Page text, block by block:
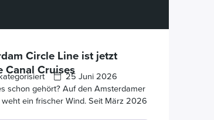
Circle Line ist jetzt
Canal Cruises25 Juni 2026
schon gehört? Auf den Amsterdamer
ein frischer Wind. Seit März 2026